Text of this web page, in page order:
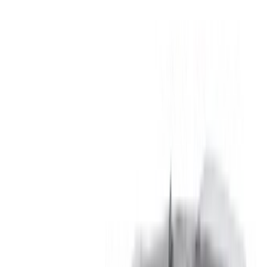
Sauvegarder des voitures. Suivez les prix. Réservez plus